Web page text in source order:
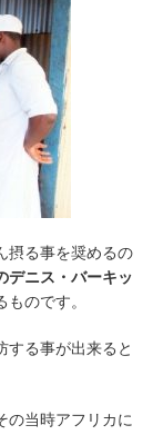
摂る事を奨めるの
デニス・バーキッ
ものです。
する事が出来ると
の当時アフリカに